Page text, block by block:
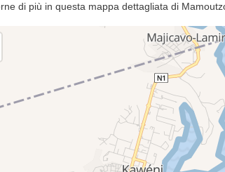
di più in questa mappa dettagliata di